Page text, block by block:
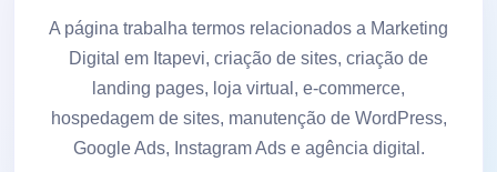
A página trabalha termos relacionados a Marketing
Digital em Itapevi, criação de sites, criação de
landing pages, loja virtual, e-commerce,
hospedagem de sites, manutenção de WordPress,
Google Ads, Instagram Ads e agência digital.